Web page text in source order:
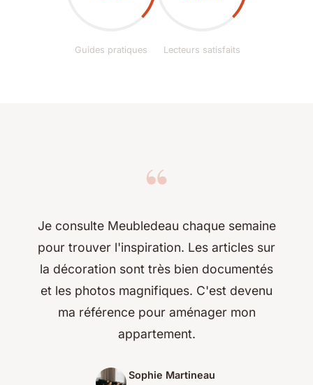
Guides pratiques Lecteurs satisfaits
“
Je consulte Meubledeau chaque semaine
pour trouver l'inspiration. Les articles sur
la décoration sont très bien documentés
et les photos magnifiques. C'est devenu
ma référence pour aménager mon
appartement.
Sophie Martineau